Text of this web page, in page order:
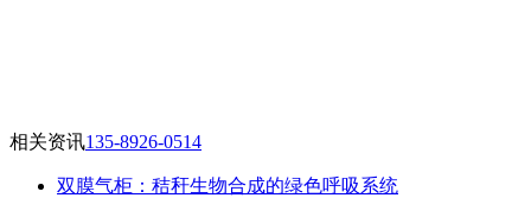
相关资讯135-8926-0514
双膜气柜：秸秆生物合成的绿色呼吸系统